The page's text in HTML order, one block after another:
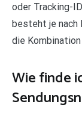
oder Tracking-
besteht je nach
die
Wie finde